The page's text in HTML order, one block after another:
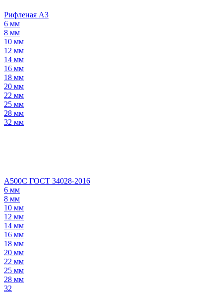
Рифленая А3
6 мм
8 мм
10 мм
12 мм
14 мм
16 мм
18 мм
20 мм
22 мм
25 мм
28 мм
32 мм
А500С ГОСТ 34028-2016
6 мм
8 мм
10 мм
12 мм
14 мм
16 мм
18 мм
20 мм
22 мм
25 мм
28 мм
32